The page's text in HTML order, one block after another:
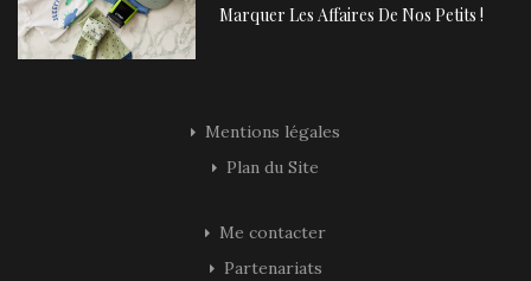
Marquer Les Affaires De Nos Petits !
Mentions légales
Plan du Site
Me contacter
Partenariats